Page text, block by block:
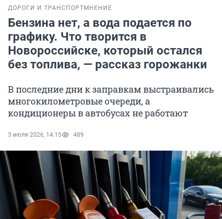
ДОРОГИ И ТРАНСПОРТ МНЕНИЕ
Бензина нет, а вода подается по
графику. Что творится в
Новороссийске, который остался
без топлива, — рассказ горожанки
В последние дни к заправкам выстраивались
многокилометровые очереди, а
кондиционеры в автобусах не работают
3 июля 2026, 14:15 489